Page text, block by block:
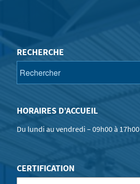
RECHERCHE
HORAIRES D’ACCUEIL
Du lundi au vendredi – 09h00 à 17h00
CERTIFICATION